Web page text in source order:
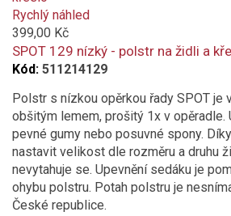
added
to
compare
Rychlý náhled
399,00 Kč
SPOT 129 nízký - polstr na židli a
Kód: 511214129
Polstr s nízkou opěrkou řady SPOT je
obšitým lemem, prošitý 1x v opěradle.
pevné gumy nebo posuvné spony.
nastavit velikost dle rozměru a druhu
nevytahuje se. Upevnění sedáku je
ohybu polstru. Potah polstru je
České republice.